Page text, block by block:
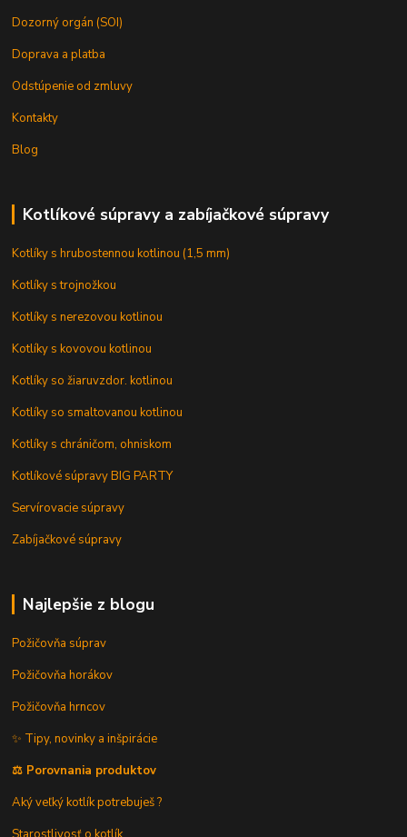
Dozorný orgán (SOI)
Doprava a platba
Odstúpenie od zmluvy
Kontakty
Blog
Kotlíkové súpravy a zabíjačkové súpravy
Kotlíky s hrubostennou kotlinou (1,5 mm)
Kotlíky s trojnožkou
Kotlíky s nerezovou kotlinou
Kotlíky s kovovou kotlinou
Kotlíky so žiaruvzdor. kotlinou
Kotlíky so smaltovanou kotlinou
Kotlíky s chráničom, ohniskom
Kotlíkové súpravy BIG PARTY
Servírovacie súpravy
Zabíjačkové súpravy
Najlepšie z blogu
Požičovňa súprav
Požičovňa horákov
Požičovňa hrncov
✨ Tipy, novinky a inšpirácie
⚖️ Porovnania produktov
Aký veľký kotlík potrebuješ ?